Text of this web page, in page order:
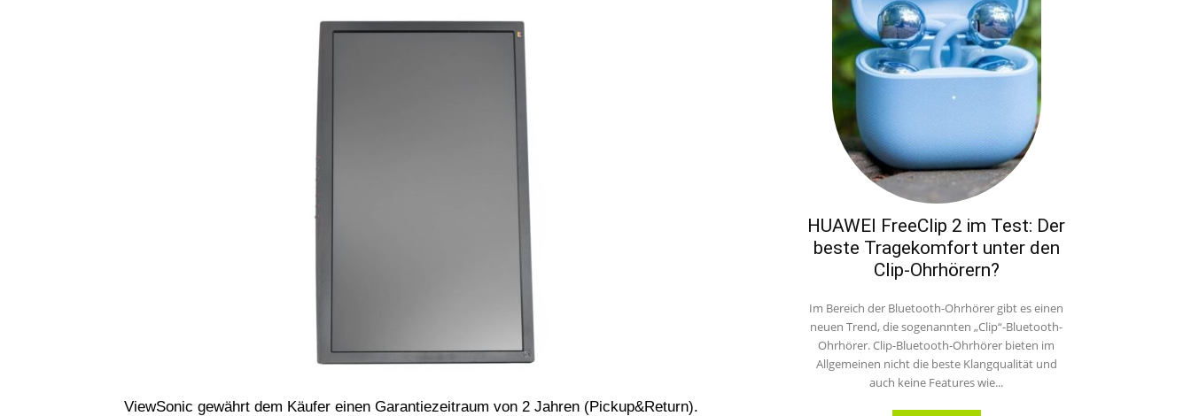
ViewSonic gewährt dem Käufer einen Garantiezeitraum von 2 Jahren (Pickup&Return).
HUAWEI FreeClip 2 im Test: Der
beste Tragekomfort unter den
Clip-Ohrhörern?
Im Bereich der Bluetooth-Ohrhörer gibt es einen
neuen Trend, die sogenannten „Clip“-Bluetooth-
Ohrhörer. Clip-Bluetooth-Ohrhörer bieten im
Allgemeinen nicht die beste Klangqualität und
auch keine Features wie...